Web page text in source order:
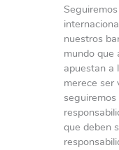
nuestros
mundo que
apuestan a
merece ser
que deben